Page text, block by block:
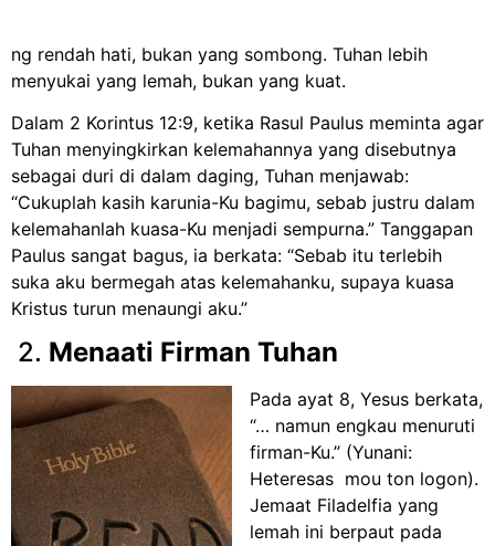
ng rendah hati, bukan yang sombong. Tuhan lebih
menyukai yang lemah, bukan yang kuat.
Dalam 2 Korintus 12:9, ketika Rasul Paulus meminta agar
Tuhan menyingkirkan kelemahannya yang disebutnya
sebagai duri di dalam daging, Tuhan menjawab:
“Cukuplah kasih karunia-Ku bagimu, sebab justru dalam
kelemahanlah kuasa-Ku menjadi sempurna.” Tanggapan
Paulus sangat bagus, ia berkata: “Sebab itu terlebih
suka aku bermegah atas kelemahanku, supaya kuasa
Kristus turun menaungi aku.”
2. Menaati Firman Tuhan
Pada ayat 8, Yesus berkata,
“… namun engkau menuruti
firman-Ku.” (Yunani:
Heteresas mou ton logon).
Jemaat Filadelfia yang
lemah ini berpaut pada